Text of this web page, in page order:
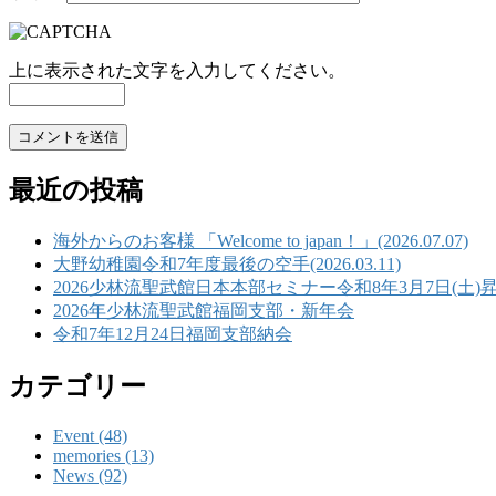
上に表示された文字を入力してください。
最近の投稿
海外からのお客様 「Welcome to japan！」(2026.07.07)
大野幼稚園令和7年度最後の空手(2026.03.11)
2026少林流聖武館日本本部セミナー令和8年3月7日(土)
2026年少林流聖武館福岡支部・新年会
令和7年12月24日福岡支部納会
カテゴリー
Event (48)
memories (13)
News (92)